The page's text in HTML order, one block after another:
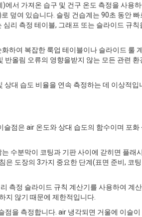
서 가져온 습구 및 건구 온도 측정을 사용
덮여 있습니다. 슬링 건습계는 90초 동안
리 측정 테이블, 그래프 또는 슬라이드 규
하여 복잡한 룩업 테이블이나 슬라이드 룰
올림 오류의 영향을받지 않는 모든 관련
상대 습도 비율을 연속 측정하는 데 이상적입
점은 air 온도와 상대 습도의 함수이며 포
수분막이 코팅과 기판 사이에 갇히면 플래
은 도장의 3가지 중요한 단계(표면 준비, 코
측정 슬라이드 규칙 계산기를 사용하여 계
지 않기 때문에 제한적입니다.
을 측정합니다. air 냉각되면 거울에 이슬